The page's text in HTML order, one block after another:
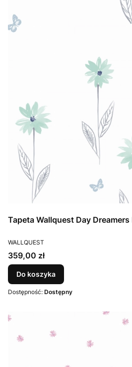
Tapeta Wallquest Day
PRODUCENT
WALLQUEST
Cena
359,00 zł
Do koszyka
Dostępność: Dostępny